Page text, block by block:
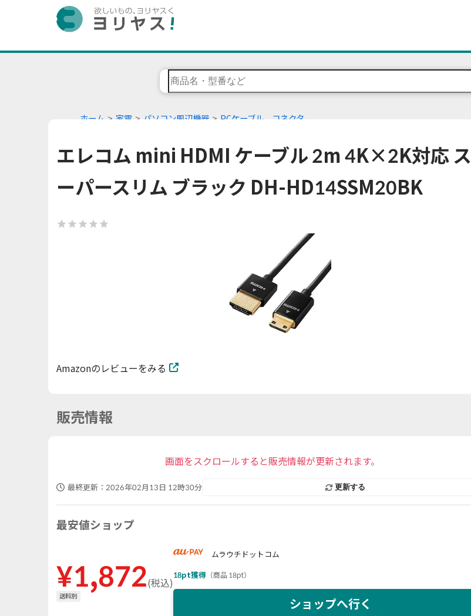
ホーム 家電 パソコン周辺機器 PCケーブル、コネクタ
エレコム mini HDMI ケーブル 2m 4K×2K対応 ス
ーパースリム ブラック DH-HD14SSM20BK
Amazonのレビューをみる
販売情報
画面をスクロールすると販売情報が更新されます。
最終更新： 2026年02月13日 12時30分 更新する
最安値ショップ
¥1,872(税込)
送料別
ムラウチドットコム
18pt獲得 （商品 18pt）
ショップへ行く